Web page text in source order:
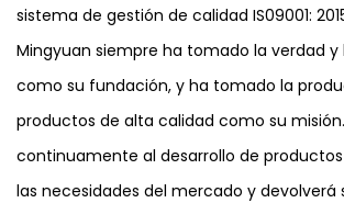
sistema de gestión de calidad IS09001:
Mingyuan siempre ha tomado la verdad y
como su fundación, y ha tomado la
productos de alta calidad como su
continuamente al desarrollo de
las necesidades del mercado y devolverá